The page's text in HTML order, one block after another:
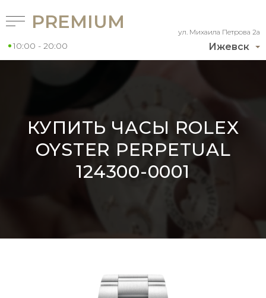
Ижевск
ул. Михаила Петрова 2а
PREMIUM
10:00 - 20:00
КУПИТЬ ЧАСЫ ROLEX
OYSTER PERPETUAL
124300-0001